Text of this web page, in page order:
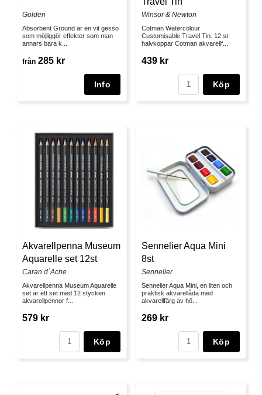
Golden
Absorbent Ground är en vit gesso
som möjliggör effekter som man
annars bara k...
från 285 kr
Winsor & Newton
Cotman Watercolour
Customisable Travel Tin. 12 st
halvkoppar Cotman akvarellf...
439 kr
Köp
Akvarellpenna Museum
Aquarelle set 12st
Caran d´Ache
Akvarellpenna Museum Aquarelle
set är ett set med 12 stycken
akvarellpennor f...
579 kr
Köp
Sennelier Aqua Mini
8st
Sennelier
Sennelier Aqua Mini, en liten och
praktisk akvarellåda med
akvarellfärg av hö...
269 kr
Köp